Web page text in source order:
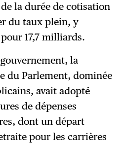
la durée de cotisation
du taux plein, y
17,7 milliards.
la
du Parlement, dominée
avait adopté
de dépenses
dont un départ
pour les carrières